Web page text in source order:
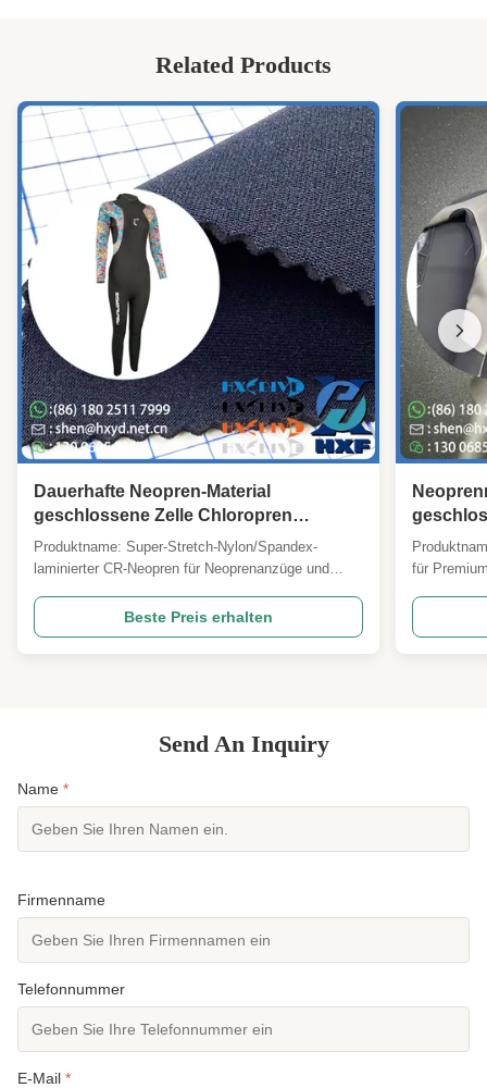
Related Products
Dauerhafte Neopren-Material
geschlossene Zelle Chloropren
Schaum Stretch Nylon Spandex Jersey
für Wassersport Kleidung
Produktname: Super-Stretch-Nylon/Spandex-
laminierter CR-Neopren für Neoprenanzüge und
erstklassiges B2B-Neoprenlaminat, entwickelt für
Ganzkörper-Neoprenanzüge, Surf-/Triathlonanzüge
und Bekleidung für Speerfischen oder Tauchen.
Beste Preis erhalten
für
Send An Inquiry
Name *
Firmenname
Telefonnummer
E-Mail *